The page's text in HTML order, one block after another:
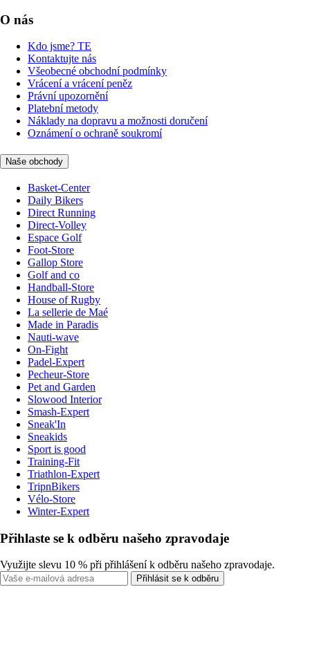
O nás
Kdo jsme? TE
Kontaktujte nás
Všeobecné obchodní podmínky
Vrácení a vrácení peněz
Právní upozornění
Platební metody
Náklady na dopravu a možnosti doručení
Oznámení o ochraně soukromí
Naše obchody
Basket-Center
Daily Bikers
Direct Running
Direct-Volley
Espace Golf
Foot-Store
Gallop Store
Golf and co
Handball-Store
House of Rugby
La sellerie de Maé
Made in Paradis
Nauti-wave
On-Fight
Padel-Expert
Pecheur-Store
Pet and Garden
Slowood Interior
Smash-Expert
Sneak'In
Sneakids
Sport is good
Training-Fit
Triathlon-Expert
TripnBikers
Vélo-Store
Winter-Expert
Přihlaste se k odběru našeho zpravodaje
Využijte slevu 10 % při přihlášení k odběru našeho zpravodaje.
Přihlásit se k odběru